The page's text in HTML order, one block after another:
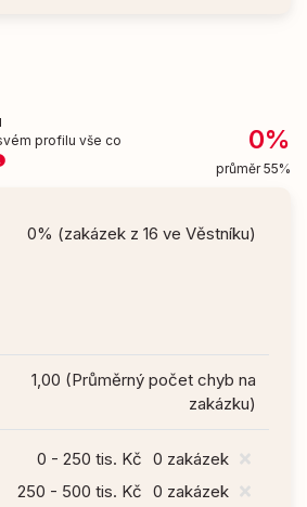
profilu vše co
0%
průměr 55%
0% (zakázek z 16 ve Věstníku)
1,00 (Průměrný počet chyb na
zakázku)
0 - 250 tis. Kč 0 zakázek
250 - 500 tis. Kč 0 zakázek